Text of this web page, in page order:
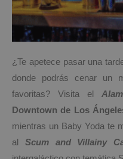
¿Te apetece pasar una
donde podrás cenar un
favoritas? Visita el
Downtown de Los
mientras un Baby Yoda te
al Scum and Villainy